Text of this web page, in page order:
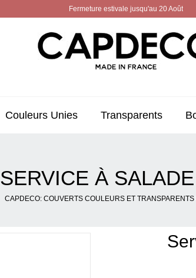
Fermeture estivale jusqu'au 20 Août
Couleurs Unies Transparents
SERVICE À
CAPDECO: COUVERTS COULEURS ET TRANSPARENTS